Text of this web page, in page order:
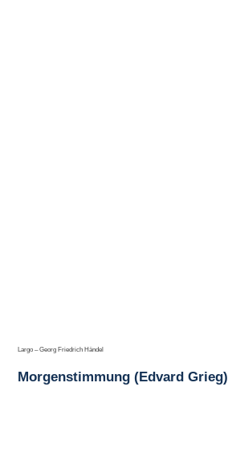
Largo – Georg Friedrich Händel
Morgenstimmung (Edvard Grieg)